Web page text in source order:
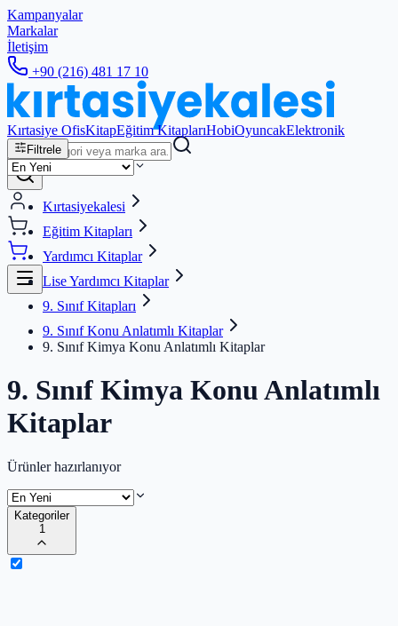
Kampanyalar
Markalar
İletişim
+90 (216) 481 17 10
Kırtasiye OfisKitapEğitim KitaplarıHobiOyuncakElektronik
Filtrele
Kırtasiyekalesi
Eğitim Kitapları
Yardımcı Kitaplar
Lise Yardımcı Kitaplar
9. Sınıf Kitapları
9. Sınıf Konu Anlatımlı Kitaplar
9. Sınıf Kimya Konu Anlatımlı Kitaplar
9. Sınıf Kimya Konu Anlatımlı
Kitaplar
Ürünler hazırlanıyor
Kategoriler
1